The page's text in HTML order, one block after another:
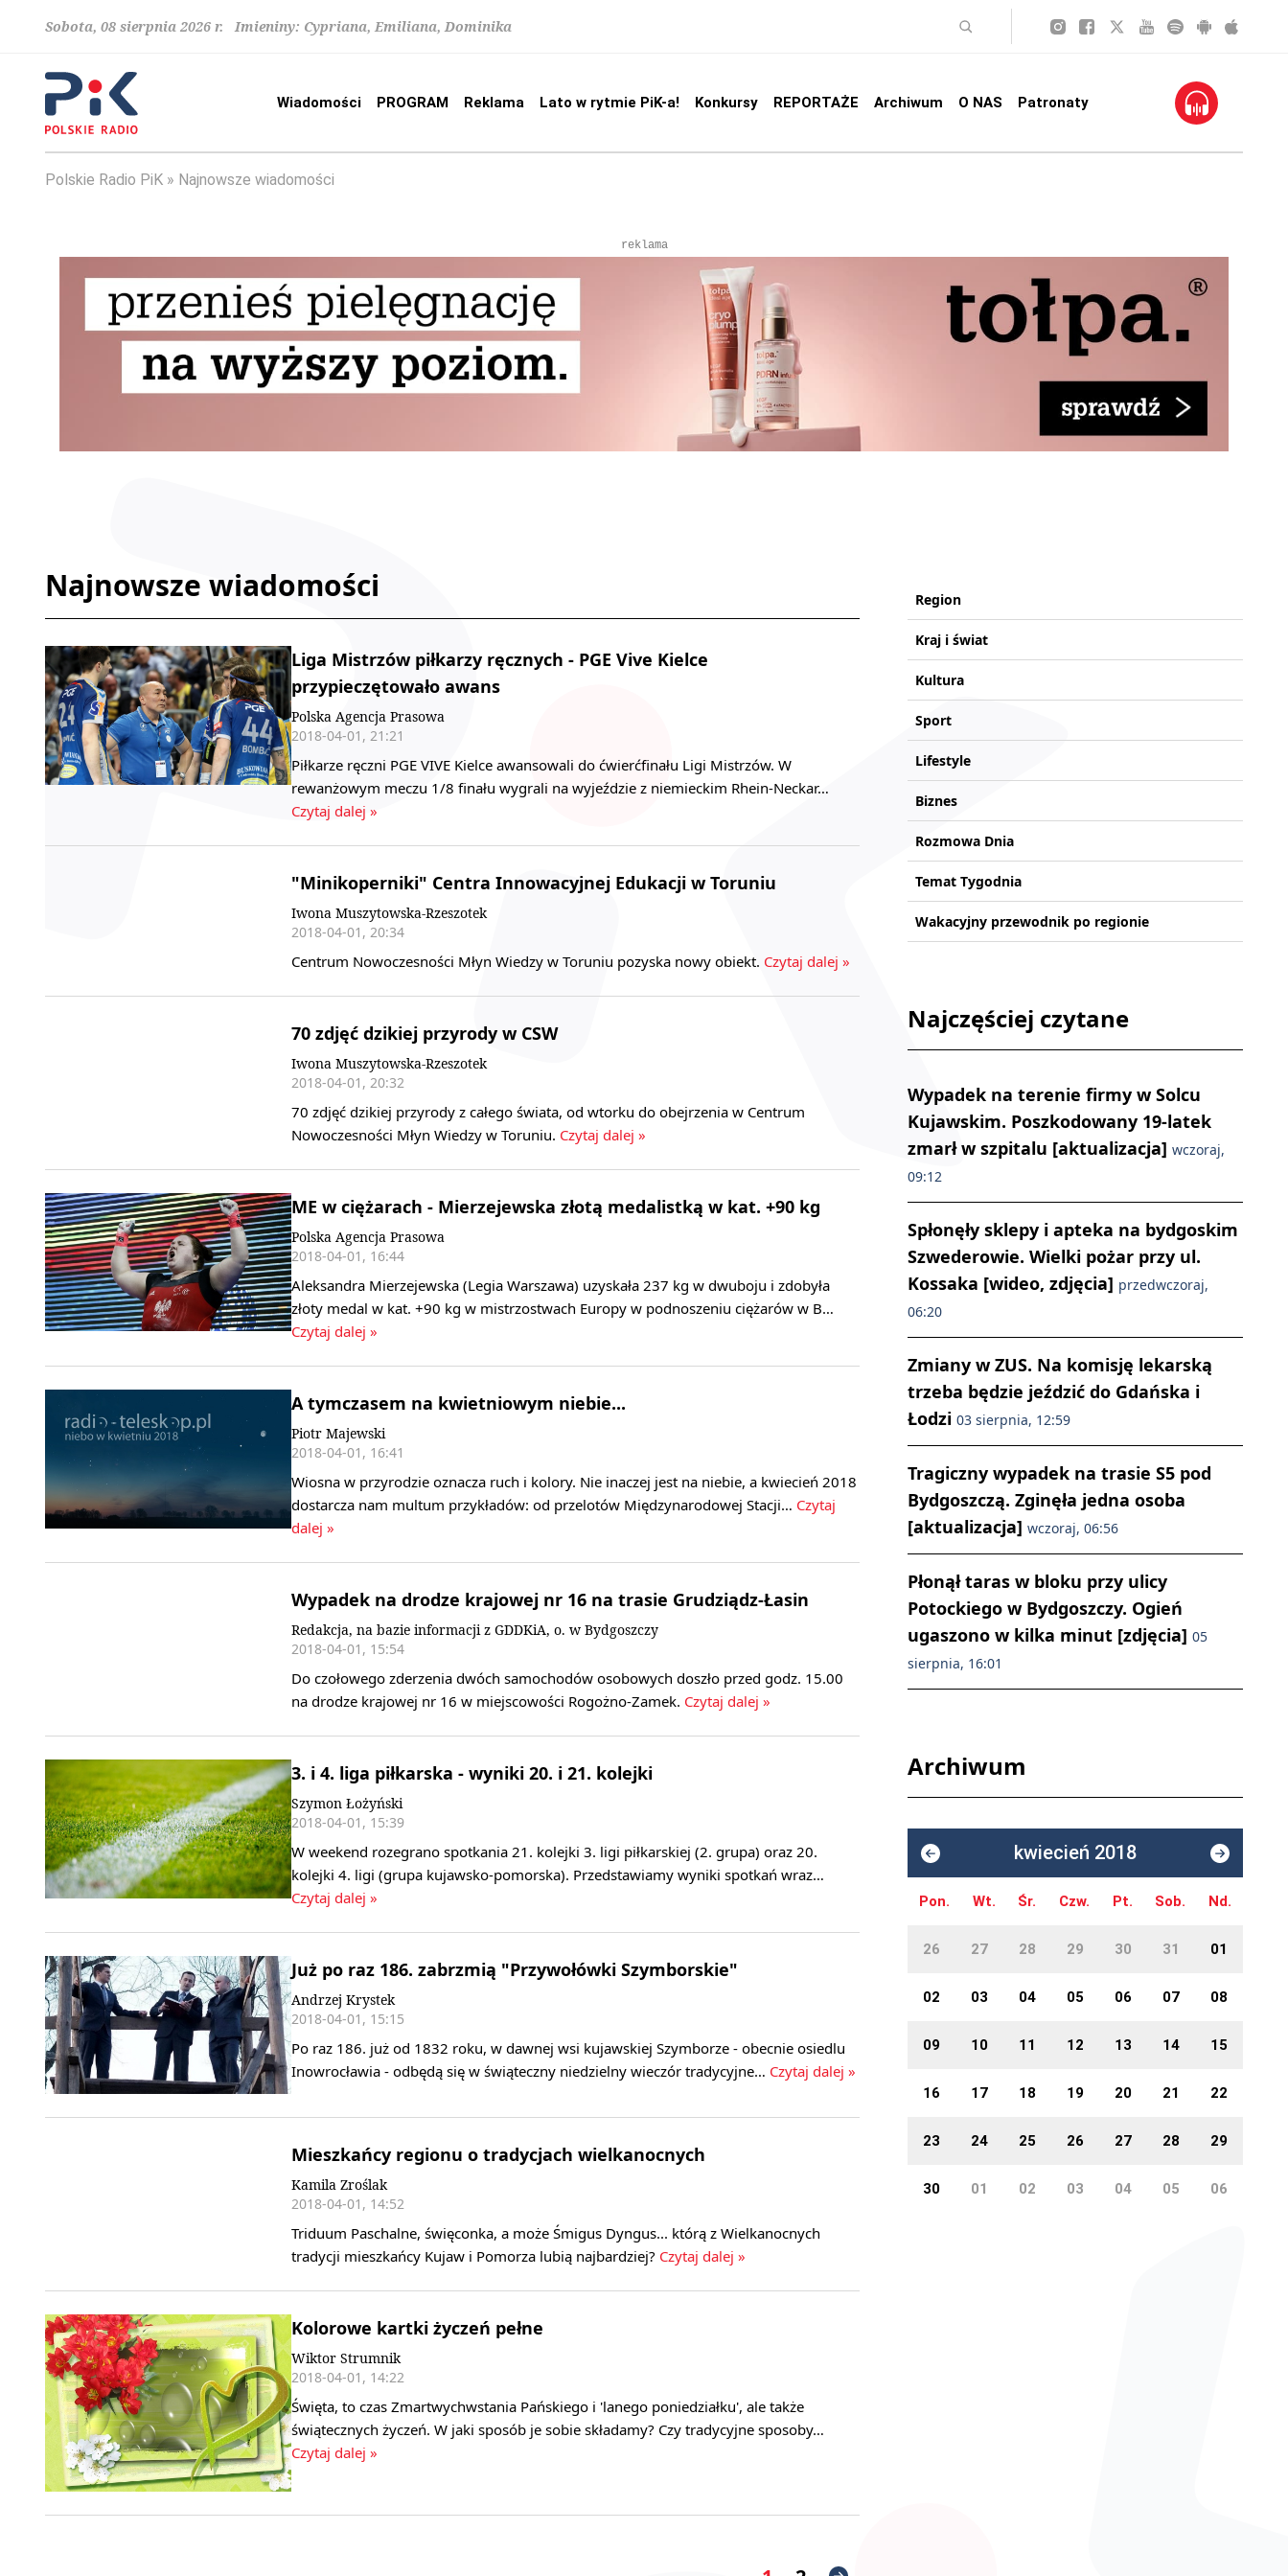
Sobota, 08 sierpnia 2026 r. Imieniny: Cypriana, Emiliana, Dominika
Wiadomości PROGRAM Reklama Lato w rytmie PiK-a! Konkursy REPORTAŻE Archiwum O NAS Patronaty
Polskie Radio PiK Najnowsze wiadomości
reklama
Najnowsze wiadomości
Liga Mistrzów piłkarzy ręcznych - PGE Vive Kielce
przypieczętowało awans
Polska Agencja Prasowa
2018-04-01, 21:21
Piłkarze ręczni PGE VIVE Kielce awansowali do ćwierćfinału Ligi Mistrzów. W
rewanżowym meczu 1/8 finału wygrali na wyjeździe z niemieckim Rhein-Neckar…
Czytaj dalej »
"Minikoperniki" Centra Innowacyjnej Edukacji w Toruniu
Iwona Muszytowska-Rzeszotek
2018-04-01, 20:34
Centrum Nowoczesności Młyn Wiedzy w Toruniu pozyska nowy obiekt. Czytaj dalej »
70 zdjęć dzikiej przyrody w CSW
Iwona Muszytowska-Rzeszotek
2018-04-01, 20:32
70 zdjęć dzikiej przyrody z całego świata, od wtorku do obejrzenia w Centrum
Nowoczesności Młyn Wiedzy w Toruniu. Czytaj dalej »
ME w ciężarach - Mierzejewska złotą medalistką w kat. +90 kg
Polska Agencja Prasowa
2018-04-01, 16:44
Aleksandra Mierzejewska (Legia Warszawa) uzyskała 237 kg w dwuboju i zdobyła
złoty medal w kat. +90 kg w mistrzostwach Europy w podnoszeniu ciężarów w B…
Czytaj dalej »
A tymczasem na kwietniowym niebie...
Piotr Majewski
2018-04-01, 16:41
Wiosna w przyrodzie oznacza ruch i kolory. Nie inaczej jest na niebie, a kwiecień 2018
dostarcza nam multum przykładów: od przelotów Międzynarodowej Stacji… Czytaj
dalej »
Wypadek na drodze krajowej nr 16 na trasie Grudziądz-Łasin
Redakcja, na bazie informacji z GDDKiA, o. w Bydgoszczy
2018-04-01, 15:54
Do czołowego zderzenia dwóch samochodów osobowych doszło przed godz. 15.00
na drodze krajowej nr 16 w miejscowości Rogożno-Zamek. Czytaj dalej »
3. i 4. liga piłkarska - wyniki 20. i 21. kolejki
Szymon Łożyński
2018-04-01, 15:39
W weekend rozegrano spotkania 21. kolejki 3. ligi piłkarskiej (2. grupa) oraz 20.
kolejki 4. ligi (grupa kujawsko-pomorska). Przedstawiamy wyniki spotkań wraz…
Czytaj dalej »
Już po raz 186. zabrzmią "Przywołówki Szymborskie"
Andrzej Krystek
2018-04-01, 15:15
Po raz 186. już od 1832 roku, w dawnej wsi kujawskiej Szymborze - obecnie osiedlu
Inowrocławia - odbędą się w świąteczny niedzielny wieczór tradycyjne… Czytaj dalej »
Mieszkańcy regionu o tradycjach wielkanocnych
Kamila Zroślak
2018-04-01, 14:52
Triduum Paschalne, święconka, a może Śmigus Dyngus... którą z Wielkanocnych
tradycji mieszkańcy Kujaw i Pomorza lubią najbardziej? Czytaj dalej »
Kolorowe kartki życzeń pełne
Wiktor Strumnik
2018-04-01, 14:22
Święta, to czas Zmartwychwstania Pańskiego i 'lanego poniedziałku', ale także
świątecznych życzeń. W jaki sposób je sobie składamy? Czy tradycyjne sposoby…
Czytaj dalej »
Region
Kraj i świat
Kultura
Sport
Lifestyle
Biznes
Rozmowa Dnia
Temat Tygodnia
Wakacyjny przewodnik po regionie
Najczęściej czytane
Wypadek na terenie firmy w Solcu
Kujawskim. Poszkodowany 19-latek
zmarł w szpitalu [aktualizacja] wczoraj,
09:12
Spłonęły sklepy i apteka na bydgoskim
Szwederowie. Wielki pożar przy ul.
Kossaka [wideo, zdjęcia] przedwczoraj,
06:20
Zmiany w ZUS. Na komisję lekarską
trzeba będzie jeździć do Gdańska i
Łodzi 03 sierpnia, 12:59
Tragiczny wypadek na trasie S5 pod
Bydgoszczą. Zginęła jedna osoba
[aktualizacja] wczoraj, 06:56
Płonął taras w bloku przy ulicy
Potockiego w Bydgoszczy. Ogień
ugaszono w kilka minut [zdjęcia] 05
sierpnia, 16:01
Archiwum
kwiecień 2018
Pon. Wt. Śr. Czw. Pt. Sob. Nd.
26 27 28 29 30 31 01
02 03 04 05 06 07 08
09 10 11 12 13 14 15
16 17 18 19 20 21 22
23 24 25 26 27 28 29
30 01 02 03 04 05 06